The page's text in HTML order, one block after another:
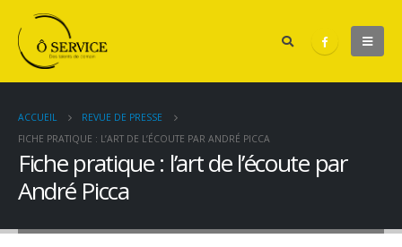
ACCUEIL
REVUE DE PRESSE
FICHE PRATIQUE : L’ART DE L’ÉCOUTE PAR ANDRÉ PICCA
Fiche pratique : l’art de l’écoute par
André Picca